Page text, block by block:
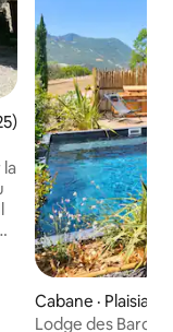
de 4,93 sur 5,
Cabane · Plaisians
Lodge des